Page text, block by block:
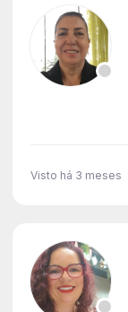
Visto há 3 meses